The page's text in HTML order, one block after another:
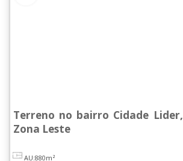
Terreno no bairro Cidade
Zona Leste
AU:880m²